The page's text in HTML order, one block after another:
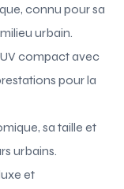
connu pour sa
urbain.
compact avec
pour la
sa taille et
urbains.
et